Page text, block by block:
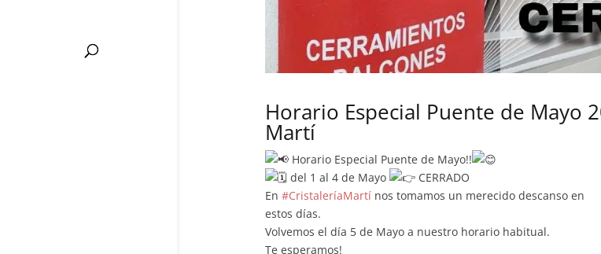
Horario Especial Puente de Mayo
Martí
Horario Especial Puente de Mayo!!
del 1 al 4 de Mayo
CERRADO
En #CristaleríaMartínos tomamos un merecido descanso en
estos días.
Volvemos el día 5 de Mayo a nuestro horario habitual.
Te esperamos!